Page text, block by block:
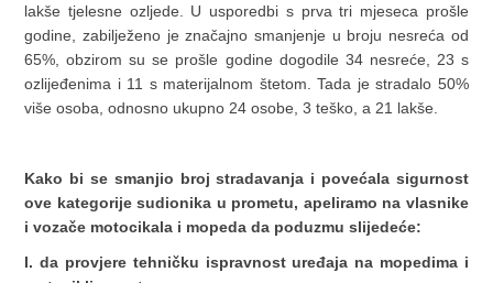
lakše tjelesne ozljede. U usporedbi s prva tri mjeseca prošle
godine, zabilježeno je značajno smanjenje u broju nesreća od
65%, obzirom su se prošle godine dogodile 34 nesreće, 23 s
ozlijeđenima i 11 s materijalnom štetom. Tada je stradalo 50%
više osoba, odnosno ukupno 24 osobe, 3 teško, a 21 lakše.
Kako bi se smanjio broj stradavanja i povećala sigurnost
ove kategorije sudionika u prometu, apeliramo na vlasnike
i vozače motocikala i mopeda da poduzmu slijedeće:
I. da provjere tehničku ispravnost uređaja na mopedima i